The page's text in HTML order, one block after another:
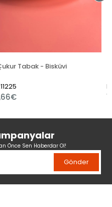
Önce Sen Haberdar Ol!
Gönder